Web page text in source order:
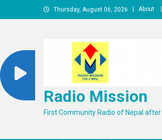
to
Thursday, August 06, 2026 About
Radio Mission
First Community Radio of Nepal